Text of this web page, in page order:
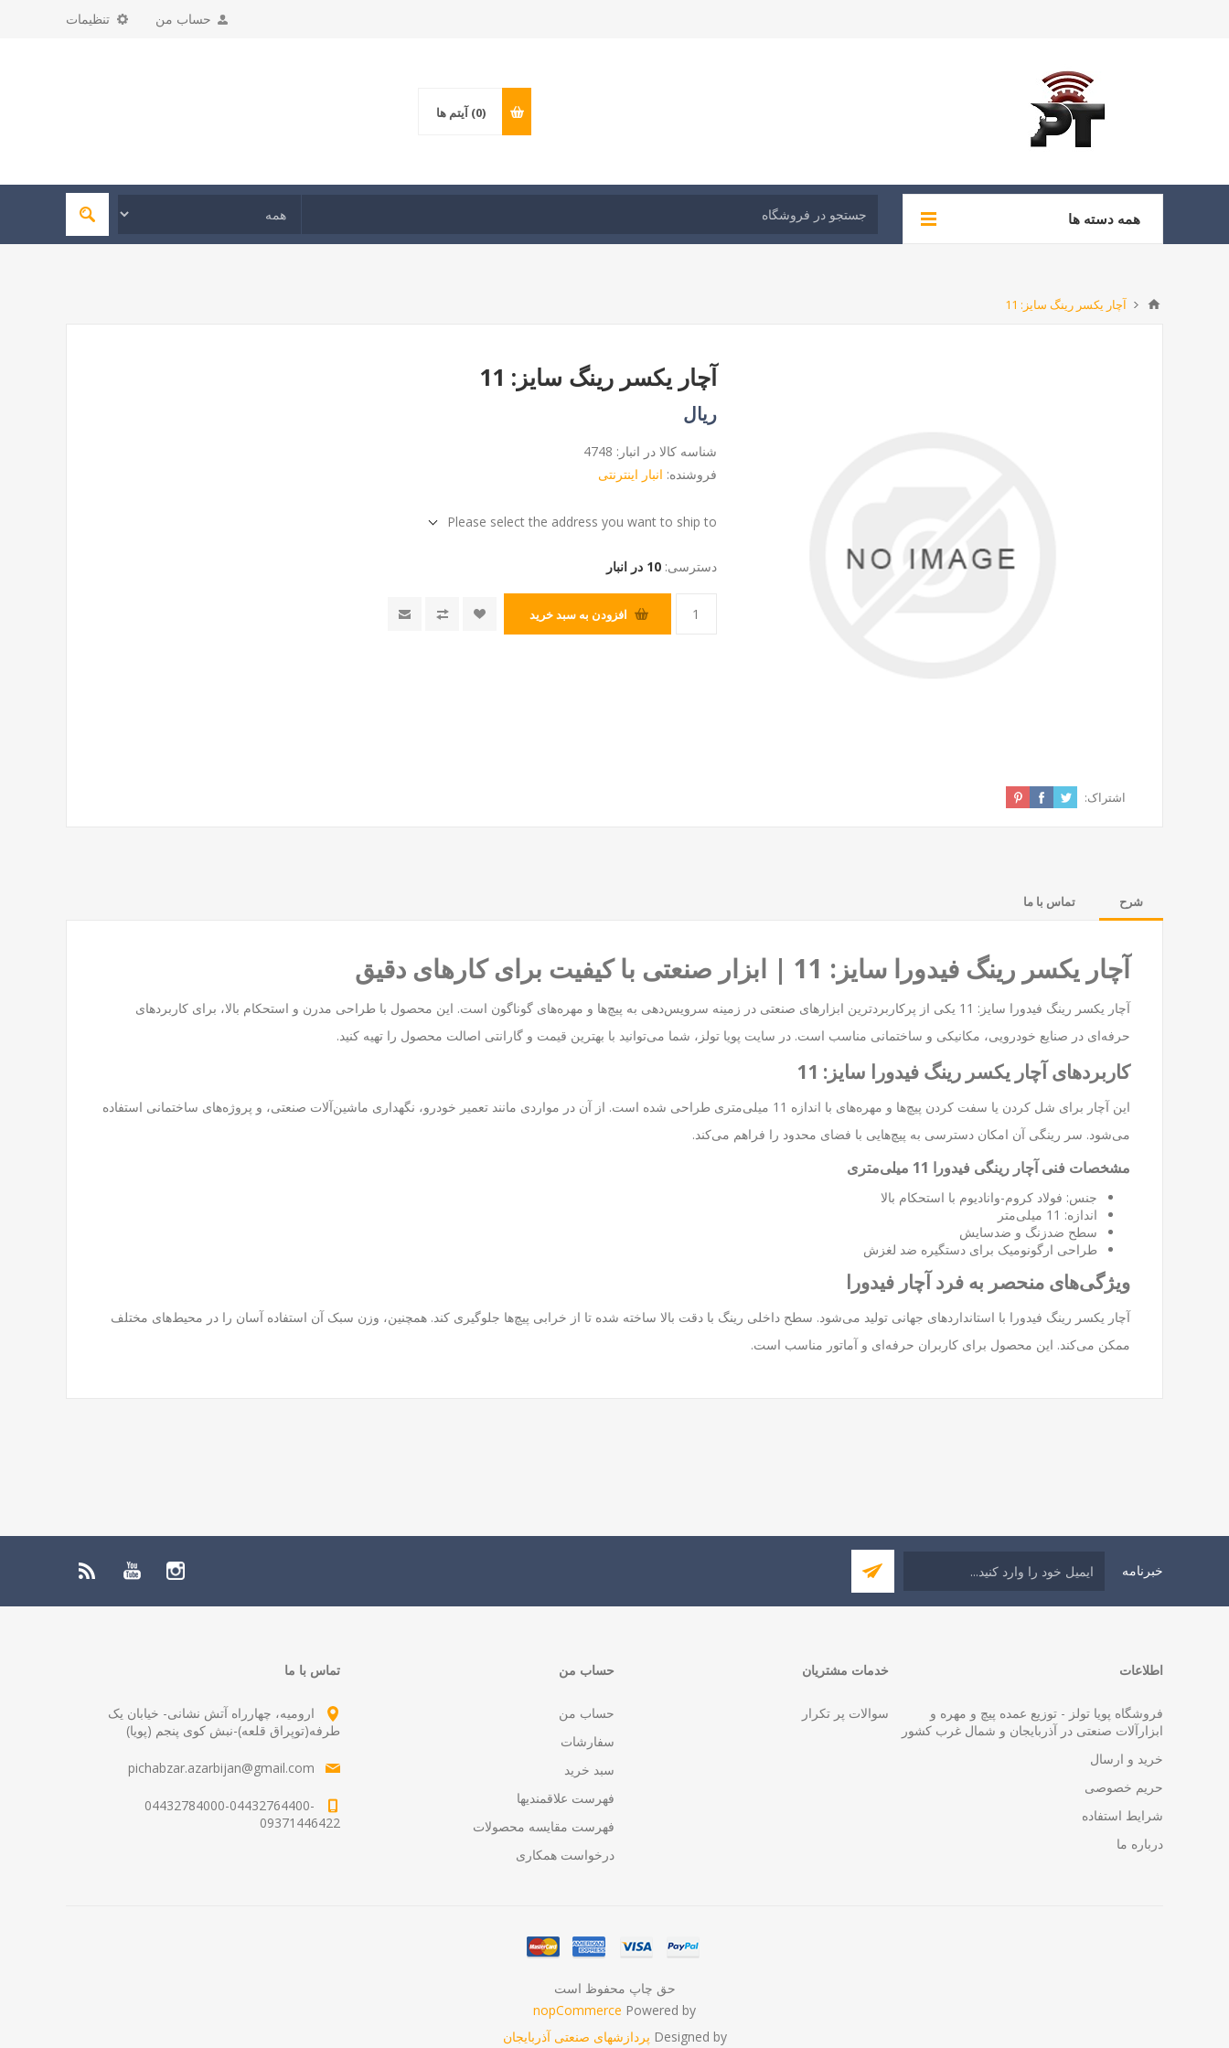
تنظیمات حساب من
(0) آیتم ها
همه دسته ها
آچار یکسر رینگ سایز: 11
آچار یکسر رینگ سایز: 11
ریال
شناسه کالا در انبار: 4748
فروشنده: انبار اینترنتی
Please select the address you want to ship to
دسترسی: 10 در انبار
افزودن به سبد خرید
اشتراک:
شرح تماس با ما
آچار یکسر رینگ فیدورا سایز: 11 | ابزار صنعتی با کیفیت برای کارهای دقیق
آچار یکسر رینگ فیدورا سایز: 11 یکی از پرکاربردترین ابزارهای صنعتی در زمینه سرویس‌دهی به پیچ‌ها و مهره‌های گوناگون است. این محصول با طراحی مدرن و استحکام بالا، برای کاربردهای
حرفه‌ای در صنایع خودرویی، مکانیکی و ساختمانی مناسب است. در سایت پویا تولز ، شما می‌توانید با بهترین قیمت و گارانتی اصالت محصول را تهیه کنید.
کاربردهای آچار یکسر رینگ فیدورا سایز: 11
این آچار برای شل کردن یا سفت کردن پیچ‌ها و مهره‌های با اندازه 11 میلی‌متری طراحی شده است. از آن در مواردی مانند تعمیر خودرو، نگهداری ماشین‌آلات صنعتی، و پروژه‌های ساختمانی استفاده
می‌شود. سر رینگی آن امکان دسترسی به پیچ‌هایی با فضای محدود را فراهم می‌کند.
مشخصات فنی آچار رینگی فیدورا 11 میلی‌متری
جنس: فولاد کروم-وانادیوم با استحکام بالا
اندازه: 11 میلی‌متر
سطح ضدزنگ و ضدسایش
طراحی ارگونومیک برای دستگیره ضد لغزش
ویژگی‌های منحصر به فرد آچار فیدورا
آچار یکسر رینگ فیدورا با استانداردهای جهانی تولید می‌شود. سطح داخلی رینگ با دقت بالا ساخته شده تا از خرابی پیچ‌ها جلوگیری کند. همچنین، وزن سبک آن استفاده آسان را در محیط‌های مختلف
ممکن می‌کند. این محصول برای کاربران حرفه‌ای و آماتور مناسب است.
خبرنامه
اطلاعات
فروشگاه پویا تولز - توزیع عمده پیچ و مهره و
ابزارآلات صنعتی در آذربایجان و شمال غرب کشور
خرید و ارسال
حریم خصوصی
شرایط استفاده
درباره ما
خدمات مشتریان
سوالات پر تکرار
حساب من
حساب من
سفارشات
سبد خرید
فهرست علاقمندیها
فهرست مقایسه محصولات
درخواست همکاری
تماس با ما
ارومیه، چهارراه آتش نشانی- خیابان یک
طرفه(توپراق قلعه)-نبش کوی پنجم (پویا)
pichabzar.azarbijan@gmail.com
04432784000-04432764400-
09371446422
حق چاپ محفوظ است
Powered by
nopCommerce
Designed by پردازشهای صنعتی آذربایجان